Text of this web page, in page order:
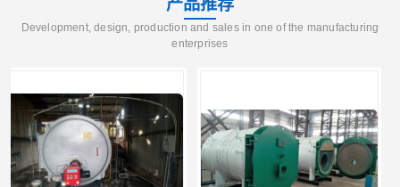
产品推荐
Development, design, production and sales in one of the manufacturing
enterprises